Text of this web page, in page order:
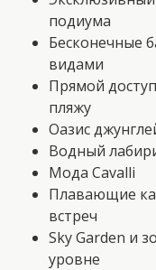
подиума
Бесконечные
видами
Прямой
пляжу
Оазис
Водный
Мода Cavalli
Плавающие
встреч
Sky Garden и
уровне